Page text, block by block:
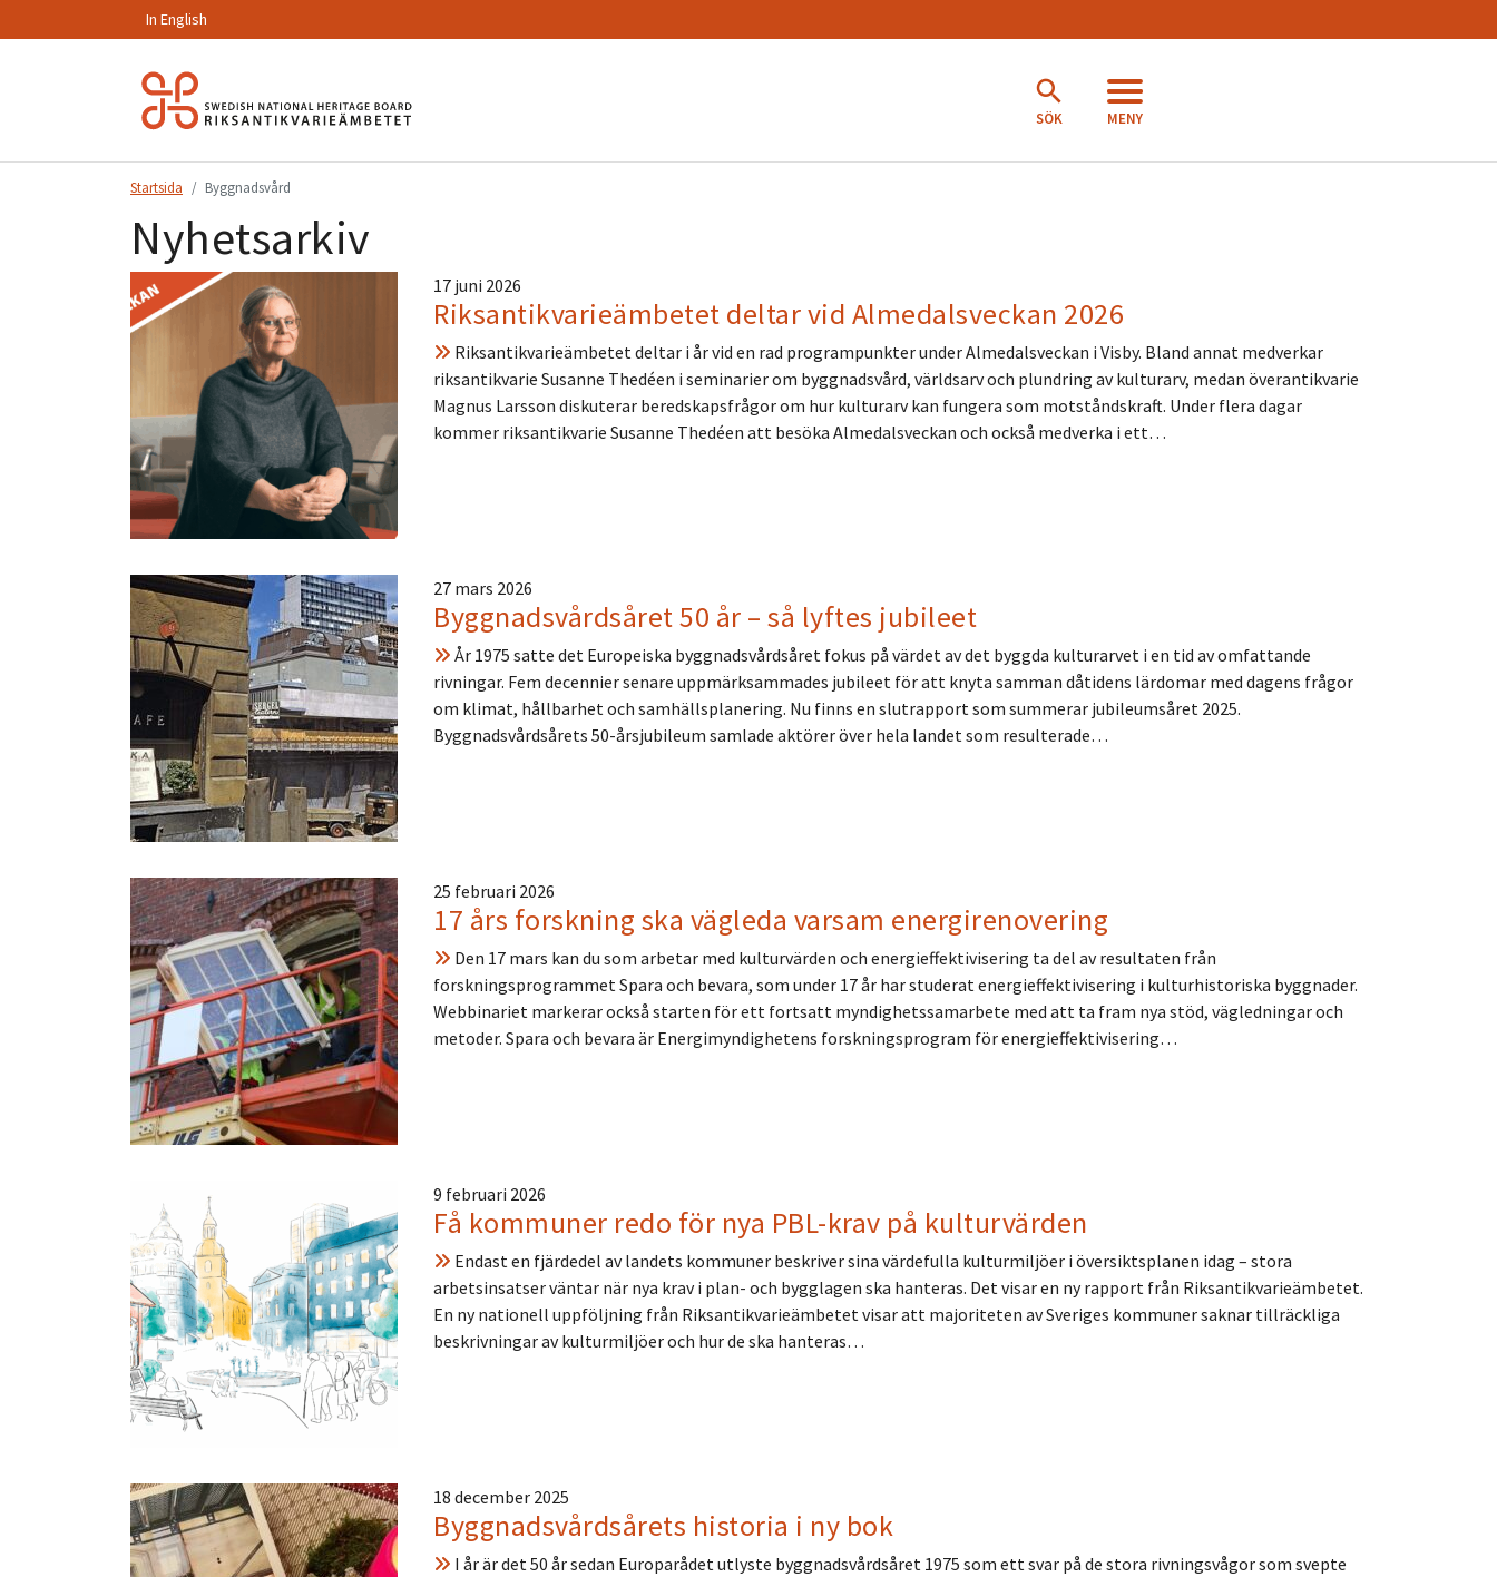
In English
SÖK MENY
Startsida Byggnadsvård
Nyhetsarkiv
17 juni 2026
Riksantikvarieämbetet deltar vid Almedalsveckan 2026
Riksantikvarieämbetet deltar i år vid en rad programpunkter under Almedalsveckan i Visby. Bland annat medverkar
riksantikvarie Susanne Thedéen i seminarier om byggnadsvård, världsarv och plundring av kulturarv, medan överantikvarie
Magnus Larsson diskuterar beredskapsfrågor om hur kulturarv kan fungera som motståndskraft. Under flera dagar
kommer riksantikvarie Susanne Thedéen att besöka Almedalsveckan och också medverka i ett…
27 mars 2026
Byggnadsvårdsåret 50 år – så lyftes jubileet
År 1975 satte det Europeiska byggnadsvårdsåret fokus på värdet av det byggda kulturarvet i en tid av omfattande
rivningar. Fem decennier senare uppmärksammades jubileet för att knyta samman dåtidens lärdomar med dagens frågor
om klimat, hållbarhet och samhällsplanering. Nu finns en slutrapport som summerar jubileumsåret 2025.
Byggnadsvårdsårets 50-årsjubileum samlade aktörer över hela landet som resulterade…
25 februari 2026
17 års forskning ska vägleda varsam energirenovering
Den 17 mars kan du som arbetar med kulturvärden och energieffektivisering ta del av resultaten från
forskningsprogrammet Spara och bevara, som under 17 år har studerat energieffektivisering i kulturhistoriska byggnader.
Webbinariet markerar också starten för ett fortsatt myndighetssamarbete med att ta fram nya stöd, vägledningar och
metoder. Spara och bevara är Energimyndighetens forskningsprogram för energieffektivisering…
9 februari 2026
Få kommuner redo för nya PBL-krav på kulturvärden
Endast en fjärdedel av landets kommuner beskriver sina värdefulla kulturmiljöer i översiktsplanen idag – stora
arbetsinsatser väntar när nya krav i plan- och bygglagen ska hanteras. Det visar en ny rapport från Riksantikvarieämbetet.
En ny nationell uppföljning från Riksantikvarieämbetet visar att majoriteten av Sveriges kommuner saknar tillräckliga
beskrivningar av kulturmiljöer och hur de ska hanteras…
18 december 2025
Byggnadsvårdsårets historia i ny bok
I år är det 50 år sedan Europarådet utlyste byggnadsvårdsåret 1975 som ett svar på de stora rivningsvågor som svepte